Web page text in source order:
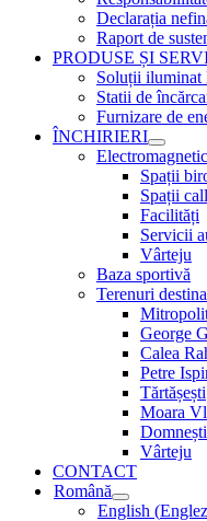
Declarația
Raport de
PRODUSE ȘI
Soluții iluminat
Statii de
Furnizare de
ÎNCHIRIERI
Spații
Spații
Facilități
Servicii
Vârteju
Baza sportivă
Terenuri
George
Calea
Petre
Tărtășești
Moara
Domnești
Vârteju
CONTACT
Română
English (